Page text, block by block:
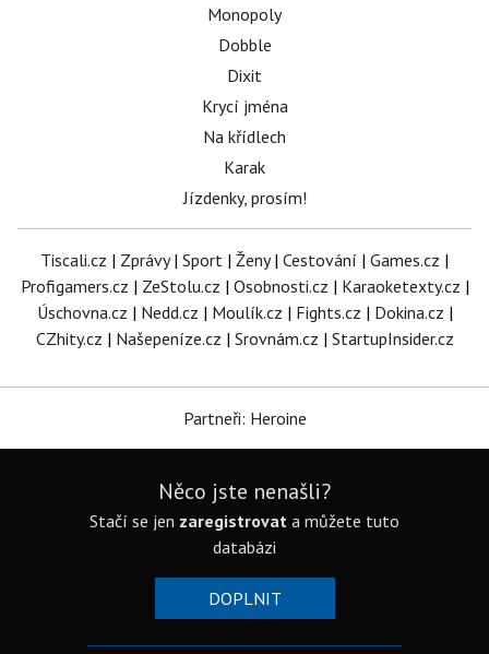
Monopoly
Dobble
Dixit
Krycí jména
Na křídlech
Karak
Jízdenky, prosím!
Tiscali.cz | Zprávy| Sport | Ženy| Cestování | Games.cz |
Profigamers.cz | ZeStolu.cz | Osobnosti.cz | Karaoketexty.cz |
Úschovna.cz | Nedd.cz | Moulík.cz | Fights.cz | Dokina.cz |
CZhity.cz | Našepeníze.cz | Srovnám.cz | StartupInsider.cz
Partneři: Heroine
Něco jste nenašli?
Stačí se jen zaregistrovat a můžete tuto
databázi
DOPLNIT